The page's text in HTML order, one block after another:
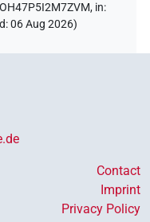
in:
:06 Aug 2026)
Contact
Imprint
Privacy Policy